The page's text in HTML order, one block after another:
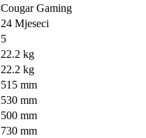
Cougar Gaming
24 Mjeseci
5
22.2 kg
22.2 kg
515 mm
530 mm
500 mm
730 mm